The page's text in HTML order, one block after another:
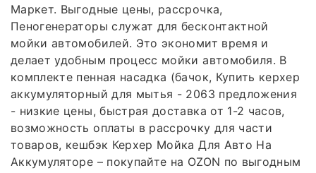
Маркет. Выгодные цены, рассрочка,
Пеногенераторы служат для бесконтактной
мойки автомобилей. Это экономит время и
делает удобным процесс мойки автомобиля. В
комплекте пенная насадка (бачок, Купить керхер
аккумуляторный для мытья - 2063 предложения
- низкие цены, быстрая доставка от 1-2 часов,
возможность оплаты в рассрочку для части
товаров, кешбэк Керхер Мойка Для Авто На
Аккумуляторе – покупайте на OZON по выгодным